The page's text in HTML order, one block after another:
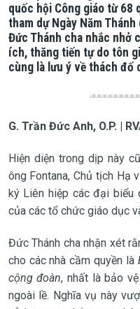
quốc hội Công giáo từ 68
tham dự Ngày Năm
Đức Thánh cha nhắc nhở
ích, thăng tiến tự do tôn
cùng là lưu ý về thách đố
G. Trần Đức Anh, O.P. |
Hiện diện trong dịp này
ông Fontana, Chủ tịch Hạ
ký Liên hiệp các đại biểu
của các tổ chức giáo dục
Đức Thánh cha nhận xét
cho các nhà cầm quyền là
cộng đoàn, nhất là bảo
ngoài lề. Nghĩa vụ này